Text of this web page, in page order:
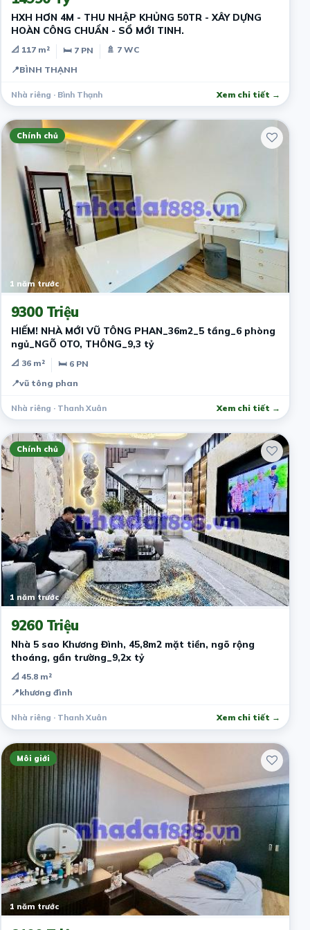
HXH HƠN 4M - THU NHẬP KHỦNG 50TR - XÂY DỰNG
HOÀN CÔNG CHUẨN - SỔ MỚI TINH.
📐 117 m² 🛏 7 PN
🚿 7 WC
📍BÌNH THẠNH
Nhà riêng · Bình Thạnh Xem chi tiết →
Chính chủ
1 năm trước
9300 Triệu
HIẾM! NHÀ MỚI VŨ TÔNG PHAN_36m2_5 tầng_6 phòng
ngủ_NGÕ OTO, THÔNG_9,3 tỷ
📐 36 m²
🛏 6 PN
📍vũ tông phan
Nhà riêng · Thanh Xuân Xem chi tiết →
Chính chủ
1 năm trước
9260 Triệu
Nhà 5 sao Khương Đình, 45,8m2 mặt tiền, ngõ rộng
thoáng, gần trường_9,2x tỷ
📐 45.8 m²
📍khương đình
Nhà riêng · Thanh Xuân Xem chi tiết →
Môi giới
1 năm trước